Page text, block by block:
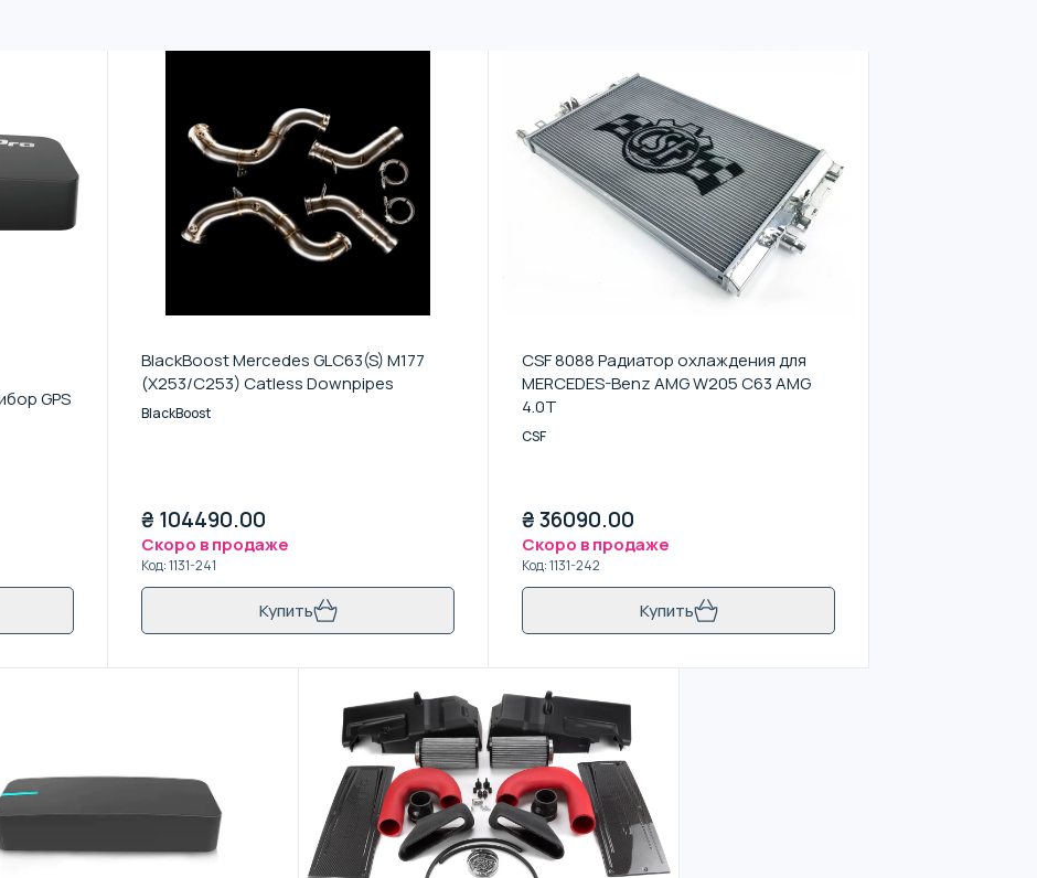
GPS
BlackBoost Mercedes GLC63(S) M177
(X253/C253) Catless Downpipes
BlackBoost
₴ 104490.00
Скоро в продаже
Код:1131-241
Купить
CSF 8088 Радиатор охлаждения для
MERCEDES-Benz AMG W205 C63 AMG
4.0T
CSF
₴36090.00
Скоро в продаже
Код:1131-242
Купить